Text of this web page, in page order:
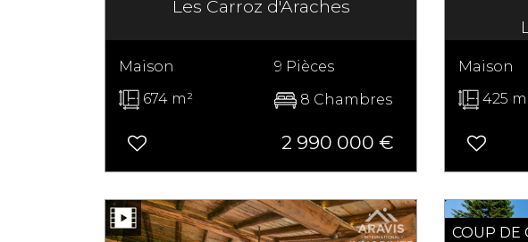
Les Carroz d'Araches
Maison
674 m²
9 Pièces
8 Chambres
2 990 000 €
Maison
425
COUP DE